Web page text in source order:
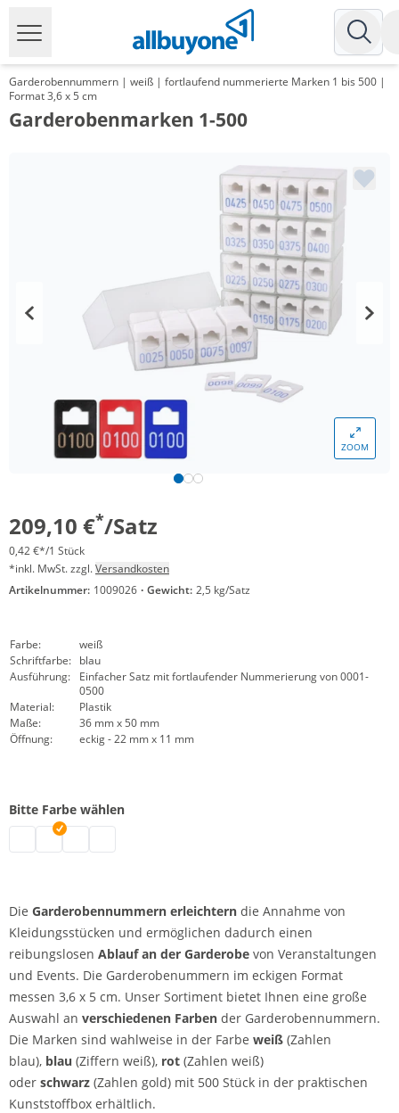
Garderobennummern | weiß | fortlaufend nummerierte Marken 1 bis 500 |
Format 3,6 x 5 cm
Garderobenmarken 1-500
ZOOM
209,10 €*/Satz
0,42 €*/1 Stück
*inkl. MwSt. zzgl.Versandkosten
Artikelnummer: 1009026 · Gewicht: 2,5 kg/Satz
Farbe:
weiß
Schriftfarbe: blau
Ausführung:
Einfacher Satz mit fortlaufender Nummerierung von 0001-
0500
Material:
Plastik
Maße:
36 mm x 50 mm
Öffnung:
eckig - 22 mm x 11 mm
Bitte Farbe wählen
Garderobennummern | schwarz
Garderobennummern | weiß
Garderobennummern | blau
Die Garderobennummern erleichtern die Annahme von
Kleidungsstücken und ermöglichen dadurch einen
reibungslosen Ablauf an der Garderobe von Veranstaltungen
und Events. Die Garderobenummern im eckigen Format
messen 3,6 x 5 cm. Unser Sortiment bietet Ihnen eine große
Auswahl an verschiedenen Farben der Garderobennummern.
Die Marken sind wahlweise in der Farbe weiß (Zahlen
blau), blau (Ziffern weiß), rot (Zahlen weiß)
oder schwarz (Zahlen gold) mit 500 Stück in der praktischen
Kunststoffbox erhältlich.